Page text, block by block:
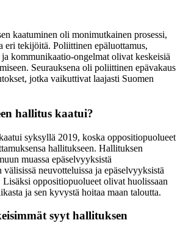
kaatuminen oli monimutkainen prosessi,
eri tekijöitä. Poliittinen epäluottamus,
ja kommunikaatio-ongelmat olivat keskeisiä
Seurauksena oli poliittinen epävakaus
jotka vaikuttivat laajasti Suomen
hallitus kaatui?
syksyllä 2019, koska oppositiopuolueet
hallitukseen. Hallituksen
muassa epäselvyyksistä
neuvotteluissa ja epäselvyyksistä
Lisäksi oppositiopuolueet olivat huolissaan
ja sen kyvystä hoitaa maan taloutta.
syyt hallituksen